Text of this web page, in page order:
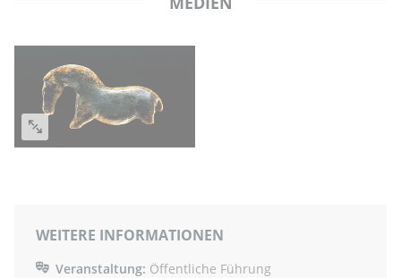
WEITERE INFORMATIONEN
Veranstaltung: Öffentliche Führung